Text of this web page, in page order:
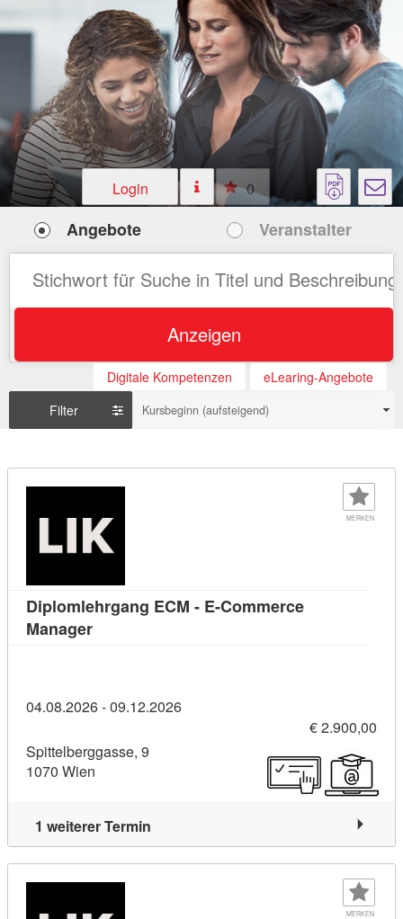
Login 0
Angebote Veranstalter
Anzeigen
Digitale Kompetenzen
eLearing-Angebote
Filter
Kursbeginn (aufsteigend)
MERKEN
Diplomlehrgang ECM - E-Commerce
ManagerKursdetail: Diplomlehrgang ECM - E-
04.08.2026 - 09.12.2026
€ 2.900,00
Spittelberggasse, 9
1070 Wien
1 weiterer Termin
MERKEN